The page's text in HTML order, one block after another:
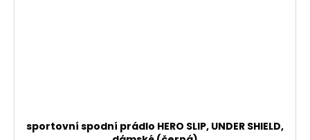
sportovní spodní prádlo HERO SLIP, UNDER SHIELD,